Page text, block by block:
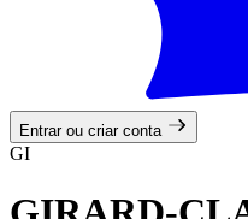
Entrar ou criar conta
GI